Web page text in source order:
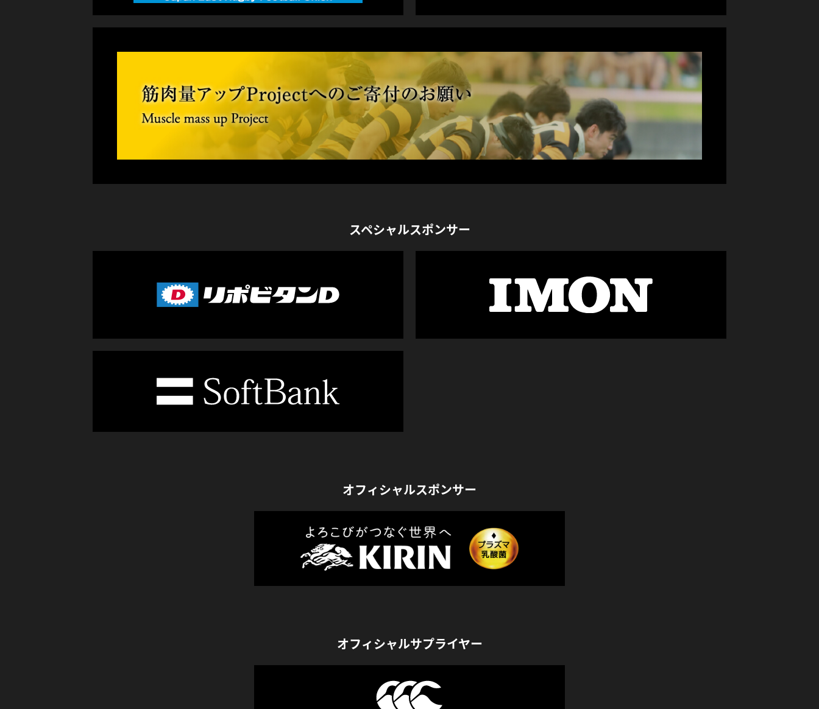
スペシャルスポンサー
オフィシャルスポンサー
オフィシャルサプライヤー